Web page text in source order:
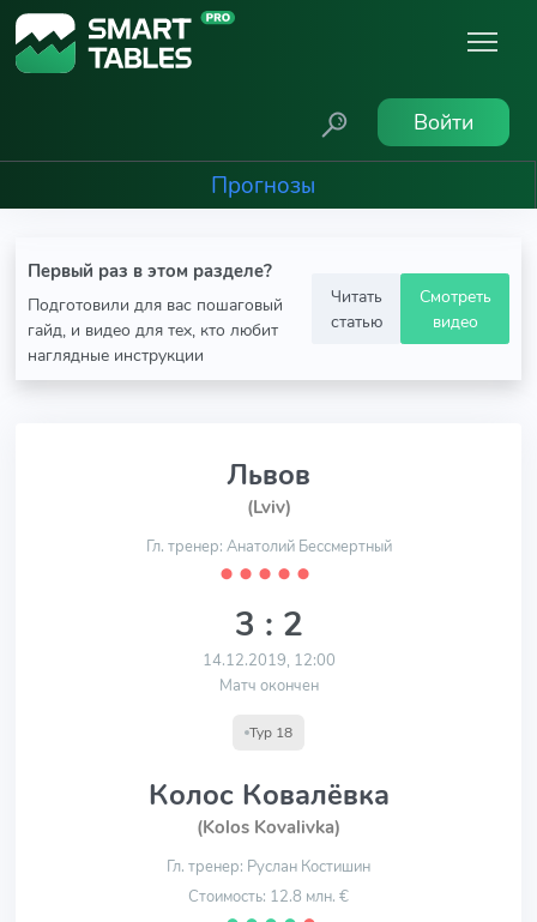
Войти
Прогнозы
Первый раз в этом разделе?
Подготовили для вас пошаговый
гайд, и видео для тех, кто любит
наглядные инструкции
Читать
статью
Смотреть
видео
Львов
(Lviv)
Гл. тренер: Анатолий Бессмертный
⬤ ⬤ ⬤ ⬤ ⬤
3 : 2
14.12.2019, 12:00
Матч окончен
Тур 18
Колос Ковалёвка
(Kolos Kovalivka)
Гл. тренер: Руслан Костишин
Стоимость: 12.8 млн. €